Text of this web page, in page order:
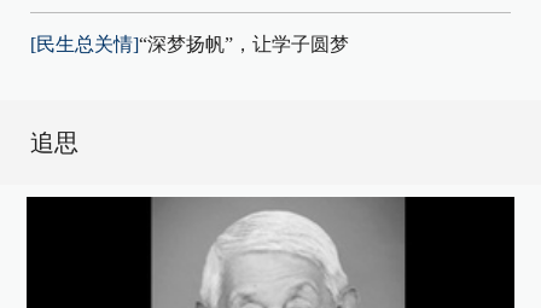
[民生总关情]“深梦扬帆”，让学子圆梦
追思